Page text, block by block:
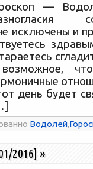
—
исключены и
день будет
Водолей,
2016] »